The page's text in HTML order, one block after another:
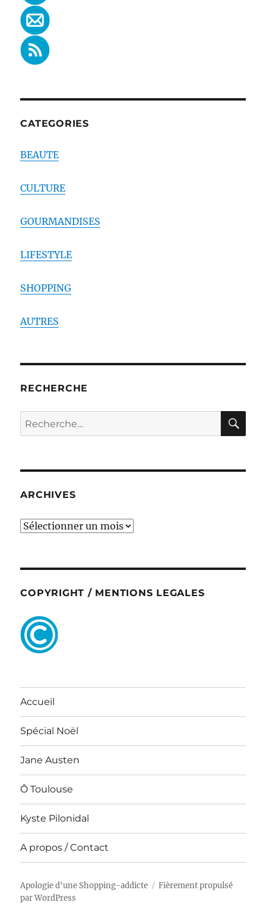
CATEGORIES
BEAUTE
CULTURE
GOURMANDISES
LIFESTYLE
SHOPPING
AUTRES
RECHERCHE
Recherche
pour :
ARCHIVES
ARCHIVES
COPYRIGHT / MENTIONS LEGALES
Accueil
Spécial Noël
Jane Austen
Ô Toulouse
Kyste Pilonidal
A propos / Contact
Apologie d'une Shopping-addicte
Fièrement propulsé
par WordPress